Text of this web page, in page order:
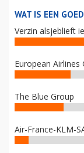
WAT IS EEN
Verzin alsjeblieft
European Airlines
The Blue Group
Air-France-KLM-